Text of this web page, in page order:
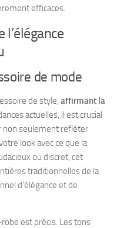
efficaces.
l’élégance
de mode
de style, affirmant la
actuelles, il est crucial
non seulement refléter
look avec ce que la
ou discret, cet
traditionnelles de la
d’élégance et de
est précis. Les tons